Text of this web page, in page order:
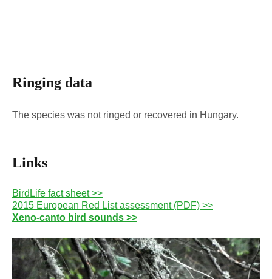
Ringing data
The species was not ringed or recovered in Hungary.
Links
BirdLife fact sheet >>
2015 European Red List assessment (PDF) >>
Xeno-canto bird sounds >>